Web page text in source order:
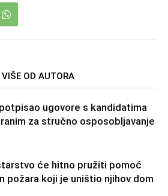
VIŠE OD AUTORA
ugovore s kandidatima
za stručno osposobljavanje
će hitno pružiti pomoć
požara koji je uništio njihov dom